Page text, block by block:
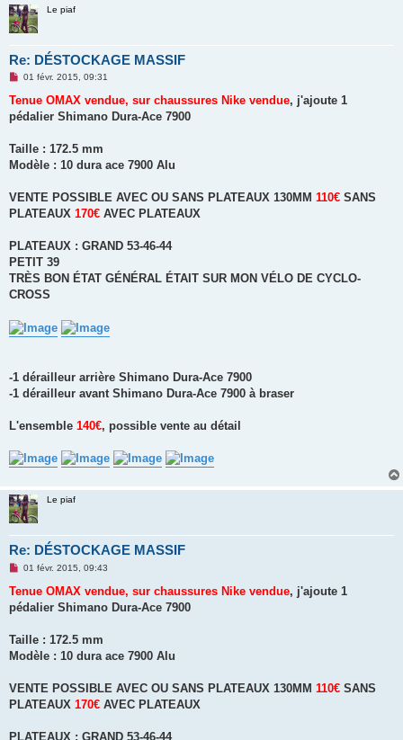
o
n
l
Le piaf
Re: DÉSTOCKAGE MASSIF
M
s
a
n
o
u
01 févr. 2015, 09:31
Tenue OMAX vendue, sur chaussures Nike vendue, j'ajoute 1
pédalier Shimano Dura-Ace 7900
Taille : 172.5 mm
Modèle : 10 dura ace 7900 Alu
VENTE POSSIBLE AVEC OU SANS PLATEAUX 130MM 110€ SANS
PLATEAUX 170€ AVEC PLATEAUX
PLATEAUX : GRAND 53-46-44
PETIT 39
TRÈS BON ÉTAT GÉNÉRAL ÉTAIT SUR MON VÉLO DE CYCLO-
CROSS
-1 dérailleur arrière Shimano Dura-Ace 7900
-1 dérailleur avant Shimano Dura-Ace 7900 à braser
L'ensemble 140€, possible vente au détail
Le piaf
Re: DÉSTOCKAGE MASSIF
M
s
a
n
o
u
01 févr. 2015, 09:43
Tenue OMAX vendue, sur chaussures Nike vendue, j'ajoute 1
pédalier Shimano Dura-Ace 7900
Taille : 172.5 mm
Modèle : 10 dura ace 7900 Alu
VENTE POSSIBLE AVEC OU SANS PLATEAUX 130MM 110€ SANS
PLATEAUX 170€ AVEC PLATEAUX
PLATEAUX : GRAND 53-46-44